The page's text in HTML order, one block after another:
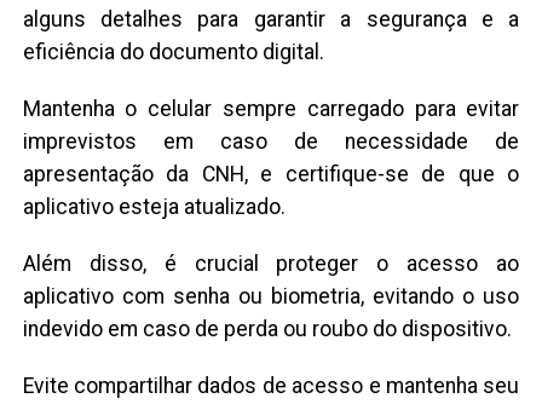
alguns detalhes para garantir a segurança e a
eficiência do documento digital.
Mantenha o celular sempre carregado para evitar
imprevistos em caso de necessidade de
apresentação da CNH, e certifique-se de que o
aplicativo esteja atualizado.
Além disso, é crucial proteger o acesso ao
aplicativo com senha ou biometria, evitando o uso
indevido em caso de perda ou roubo do dispositivo.
Evite compartilhar dados de acesso e mantenha seu